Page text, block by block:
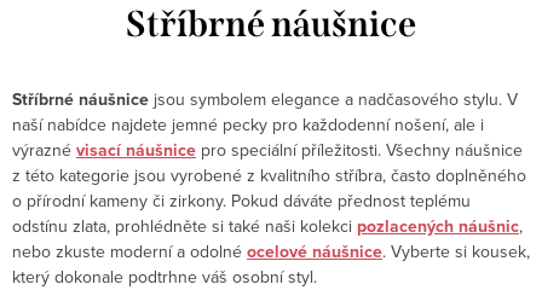
Stříbrné náušnice
Stříbrné náušnice jsou symbolem elegance a nadčasového stylu. V
naší nabídce najdete jemné pecky pro každodenní nošení, ale i
výrazné visací náušnice pro speciální příležitosti. Všechny náušnice
z této kategorie jsou vyrobené z kvalitního stříbra, často doplněného
o přírodní kameny či zirkony. Pokud dáváte přednost teplému
odstínu zlata, prohlédněte si také naši kolekci pozlacených náušnic,
nebo zkuste moderní a odolné ocelové náušnice. Vyberte si kousek,
který dokonale podtrhne váš osobní styl.